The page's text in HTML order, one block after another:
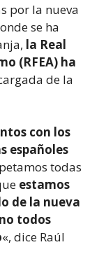
por la nueva
se ha
la Real
(RFEA) ha
de la
con los
españoles
todas
estamos
de la nueva
todos
«, dice Raúl